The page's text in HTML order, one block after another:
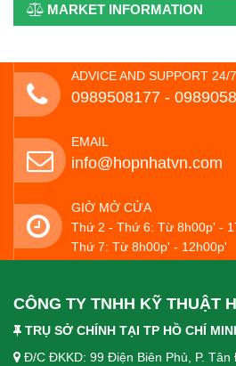
MARKET INFORMATION
ADVICE AND SUPPORT 24/7
0989508177 -
EMAIL
info@hopnhatvn.com
GIỜ MỞ CỬA
Thứ 2 - Thứ 6: Từ 8h00p' -
Thứ 7: Từ 8h00p' - 12h00p'
CÔNG TY TNHH KỸ THUẬT
TRỤ SỞ CHÍNH TẠI TP HỒ CHÍ
Đ/C ĐKKD: 99 Điện Biên Phủ, P. Tân